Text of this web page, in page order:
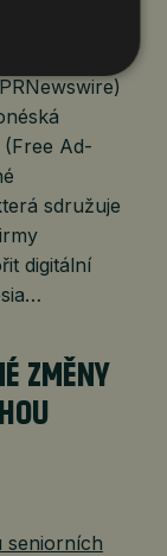
Ad-
sdružuje
digitální
ZMĚNY